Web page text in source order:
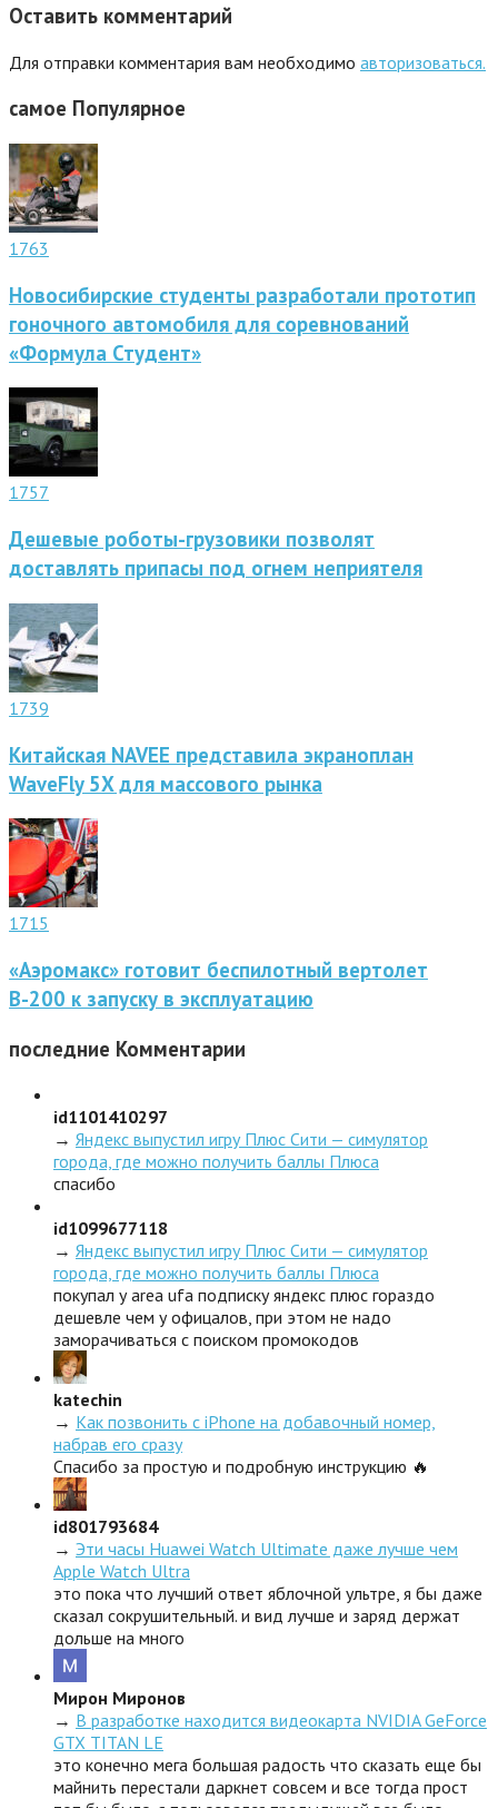
Оставить комментарий
Для отправки комментария вам необходимо авторизоваться.
самое Популярное
1763
Новосибирские студенты разработали прототип
гоночного автомобиля для соревнований
«Формула Студент»
1757
Дешевые роботы-грузовики позволят
доставлять припасы под огнем неприятеля
1739
Китайская NAVEE представила экраноплан
WaveFly 5X для массового рынка
1715
«Аэромакс» готовит беспилотный вертолет
В-200 к запуску в эксплуатацию
последние Комментарии
id1101410297
→ Яндекс выпустил игру Плюс Сити — симулятор
города, где можно получить баллы Плюса
спасибо
id1099677118
→ Яндекс выпустил игру Плюс Сити — симулятор
города, где можно получить баллы Плюса
покупал у area ufa подписку яндекс плюс гораздо
дешевле чем у офицалов, при этом не надо
заморачиваться с поиском промокодов
katechin
→ Как позвонить с iPhone на добавочный номер,
набрав его сразу
Спасибо за простую и подробную инструкцию 🔥
id801793684
→ Эти часы Huawei Watch Ultimate даже лучше чем
Apple Watch Ultra
это пока что лучший ответ яблочной ультре, я бы даже
сказал сокрушительный. и вид лучше и заряд держат
дольше на много
Мирон Миронов
→ В разработке находится видеокарта NVIDIA GeForce
GTX TITAN LE
это конечно мега большая радость что сказать еще бы
майнить перестали даркнет совсем и все тогда прост